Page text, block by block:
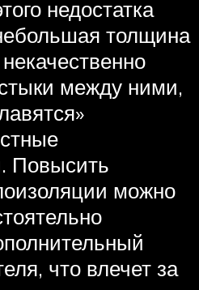
недостатка
толщина
между ними,
Повысить
можно
что влечет за